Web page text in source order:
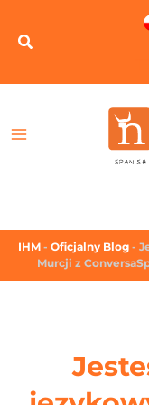
IHM - Oficjalny Blog -
Murcji z